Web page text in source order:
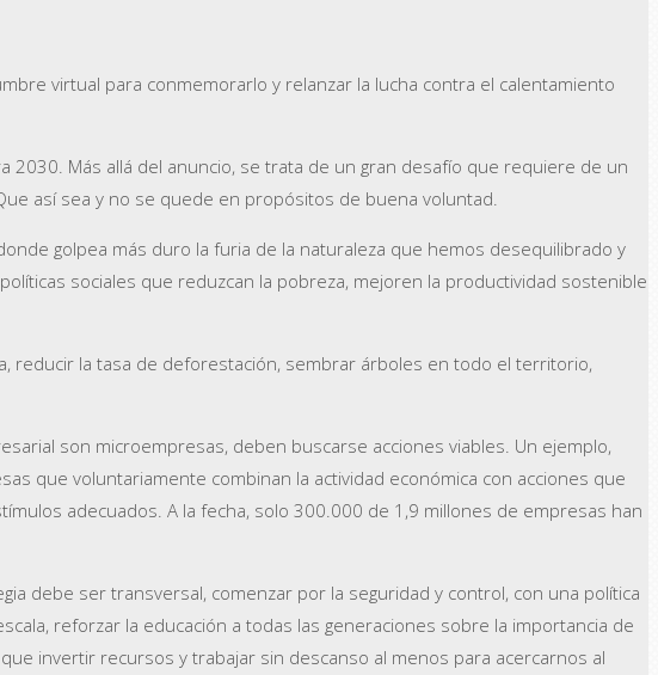
virtual para conmemorarlo y relanzar la lucha contra el calentamiento
Más allá del anuncio, se trata de un gran desafío que requiere de un
así sea y no se quede en propósitos de buena voluntad.
golpea más duro la furia de la naturaleza que hemos desequilibrado y
sociales que reduzcan la pobreza, mejoren la productividad sostenible
reducir la tasa de deforestación, sembrar árboles en todo el territorio,
son microempresas, deben buscarse acciones viables. Un ejemplo,
que voluntariamente combinan la actividad económica con acciones que
adecuados. A la fecha, solo 300.000 de 1,9 millones de empresas han
debe ser transversal, comenzar por la seguridad y control, con una política
reforzar la educación a todas las generaciones sobre la importancia de
invertir recursos y trabajar sin descanso al menos para acercarnos al